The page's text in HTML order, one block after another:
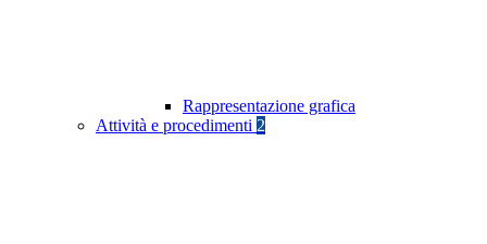
Rappresentazione grafica
Attività e procedimenti 2